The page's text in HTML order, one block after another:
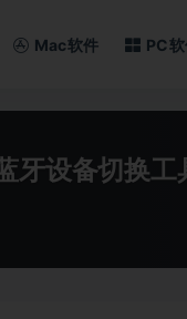
Mac软件 PC
设备切换工
全部